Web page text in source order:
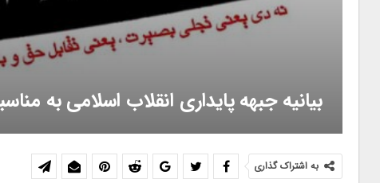
بیانیه جبهه پایداری انقلاب اسلامی به
به اشتراک گذاری